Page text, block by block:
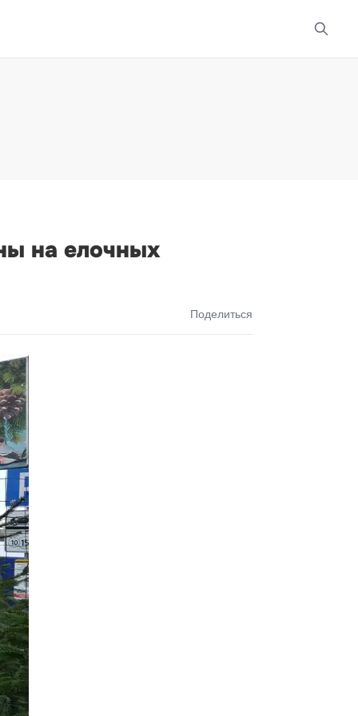
на елочных
Поделиться